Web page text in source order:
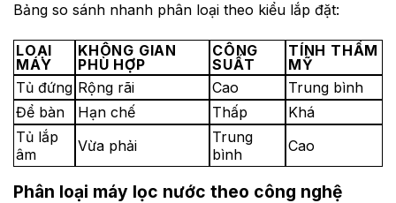
Bảng so sánh nhanh phân loại theo kiểu lắp đặt:
LOẠI
MÁY
KHÔNG GIAN
PHÙ HỢP
CÔNG
SUẤT
TÍNH THẨM
MỸ
Tủ đứng Rộng rãi Cao
Trung bình
Để bàn
Hạn chế Thấp
Khá
Tủ lắp
âm
Vừa phải
Trung
bình
Cao
Phân loại máy lọc nước theo công nghệ